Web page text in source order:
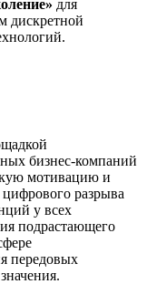
для
дискретной
бизнес-компаний
мотивацию и
разрыва
у всех
подрастающего
передовых